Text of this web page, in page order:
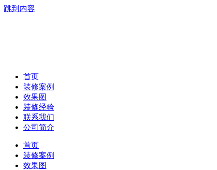
跳到内容
首页
装修案例
效果图
装修经验
联系我们
公司简介
首页
装修案例
效果图